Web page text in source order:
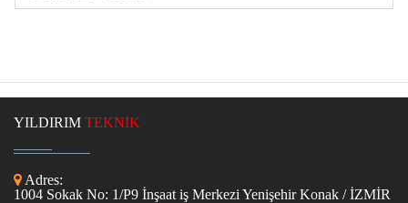
YILDIRIM TEKNİK
Adres:
1004 Sokak No: 1/P9 İnşaat iş Merkezi Yenişehir Konak / İZMİR